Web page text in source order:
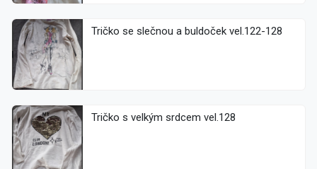
Tričko se slečnou a buldoček vel.122-128
Tričko s velkým srdcem vel.128